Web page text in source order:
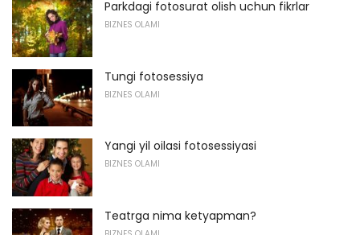
Parkdagi fotosurat olish uchun fikrlar
BIZNES OLAMI
Tungi fotosessiya
BIZNES OLAMI
Yangi yil oilasi fotosessiyasi
BIZNES OLAMI
Teatrga nima ketyapman?